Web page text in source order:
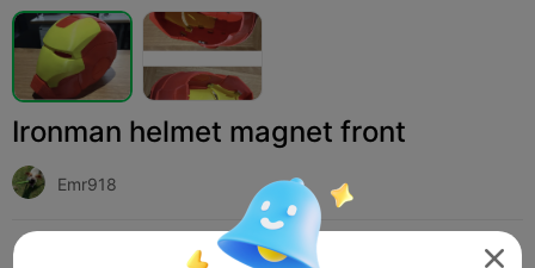
Ironman helmet magnet front
Emr918
Print Settings (1) Add Cosplay 
